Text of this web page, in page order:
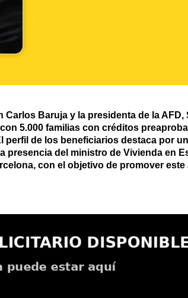
Baruja y la presidenta de la
5.000 familias con créditos
perfil de los beneficiarios destaca por
presencia del ministro de Vivienda en
con el objetivo de promover